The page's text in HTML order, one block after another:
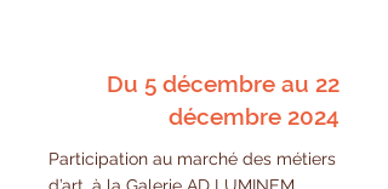
Du 5 décembre au 22
décembre 2024
Participation au marché des métiers